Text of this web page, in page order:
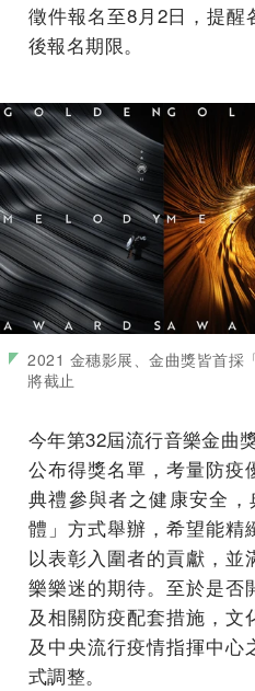
徵件報名至8月2日，提
後報名期限。
2021 金穗影展、金曲獎皆首採
將截止
今年第32屆流行音樂金曲
公布得獎名單，考量防疫
典禮參與者之健康安全
體」方式舉辦，希望能精
以表彰入圍者的貢獻，
樂樂迷的期待。至於是否
及相關防疫配套措施，文
及中央流行疫情指揮中心
式調整。